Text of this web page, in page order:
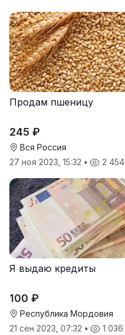
Продам пшеницу
245 ₽
Вся Россия
27 ноя 2023, 15:32 • 2 454
Я выдаю кредиты
100 ₽
Республика Мордовия
21 сен 2023, 07:32 • 1 036